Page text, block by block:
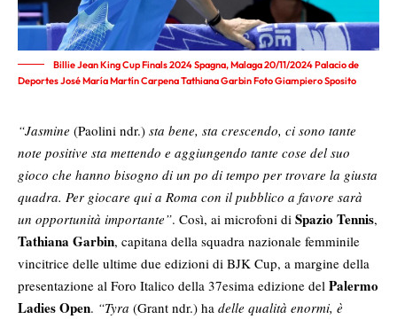
Billie Jean King Cup Finals 2024 Spagna, Malaga 20/11/2024 Palacio de
Deportes José María Martín Carpena Tathiana Garbin Foto Giampiero Sposito
“Jasmine (Paolini ndr.) sta bene, sta crescendo, ci sono tante
note positive sta mettendo e aggiungendo tante cose del suo
gioco che hanno bisogno di un po di tempo per trovare la giusta
quadra. Per giocare qui a Roma con il pubblico a favore sarà
un opportunità importante”. Così, ai microfoni di Spazio Tennis,
Tathiana Garbin, capitana della squadra nazionale femminile
vincitrice delle ultime due edizioni di BJK Cup, a margine della
presentazione al Foro Italico della 37esima edizione del Palermo
Ladies Open. “Tyra (Grant ndr.) ha delle qualità enormi, è